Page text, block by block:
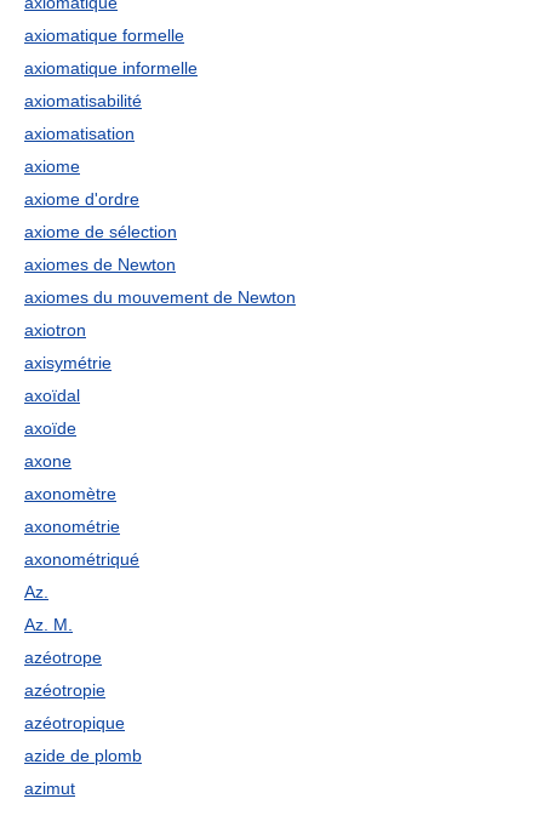
axiomatique formelle
axiomatique informelle
axiomatisabilité
axiomatisation
axiome
axiome d'ordre
axiome de sélection
axiomes de Newton
axiomes du mouvement de Newton
axiotron
axisymétrie
axoïdal
axoïde
axone
axonomètre
axonométrie
axonométriqué
Az.
Az. M.
azéotrope
azéotropie
azéotropique
azide de plomb
azimut